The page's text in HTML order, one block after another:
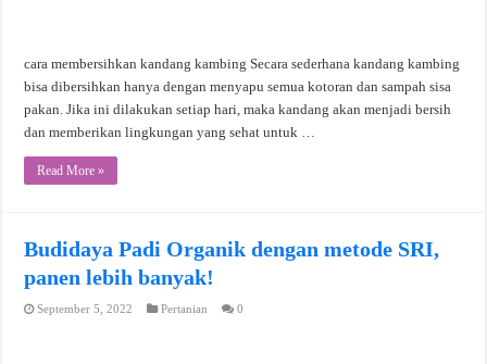
cara membersihkan kandang kambing Secara sederhana kandang kambing
bisa dibersihkan hanya dengan menyapu semua kotoran dan sampah sisa
pakan. Jika ini dilakukan setiap hari, maka kandang akan menjadi bersih
dan memberikan lingkungan yang sehat untuk …
Read More »
Budidaya Padi Organik dengan metode SRI,
panen lebih banyak!
September 5, 2022 Pertanian 0